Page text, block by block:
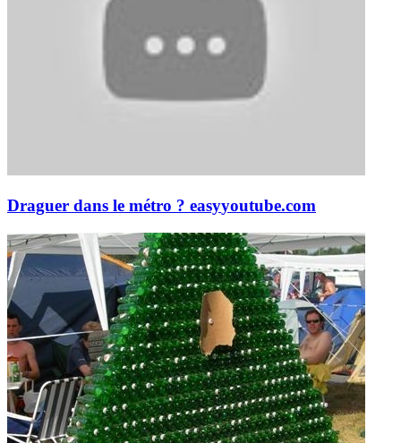
Draguer dans le métro ? easyyoutube.com